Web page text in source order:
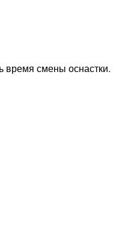
время смены оснастки.